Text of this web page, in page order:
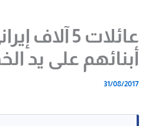
عائلات 5
أبنائهم على يد
31/08/2017